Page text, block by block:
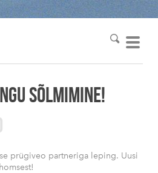
SÕLMIMINE!
prügiveo partneriga leping. Uusi